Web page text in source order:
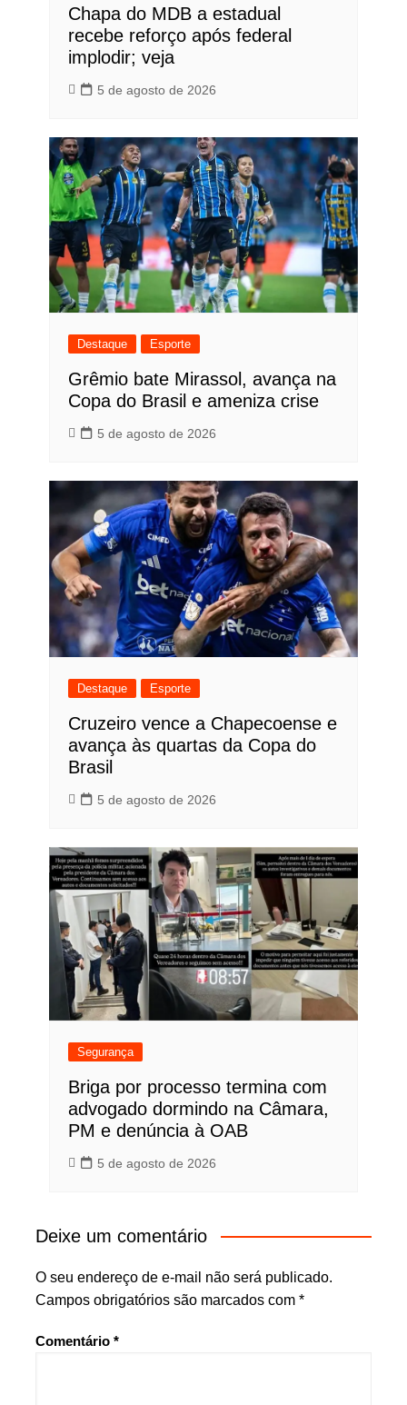
Chapa do MDB a estadual
recebe reforço após federal
implodir; veja
5 de agosto de 2026
Destaque Esporte
Grêmio bate Mirassol, avança na
Copa do Brasil e ameniza crise
5 de agosto de 2026
Destaque Esporte
Cruzeiro vence a Chapecoense e
avança às quartas da Copa do
Brasil
5 de agosto de 2026
Segurança
Briga por processo termina com
advogado dormindo na Câmara,
PM e denúncia à OAB
5 de agosto de 2026
Deixe um comentário
O seu endereço de e-mail não será publicado.
Campos obrigatórios são marcados com *
Comentário *